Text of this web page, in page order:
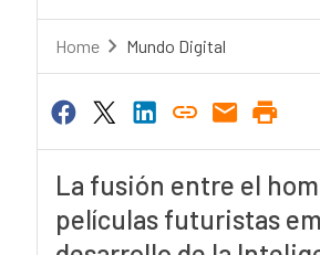
Home Mundo Digital
La fusión entre el
películas futuristas